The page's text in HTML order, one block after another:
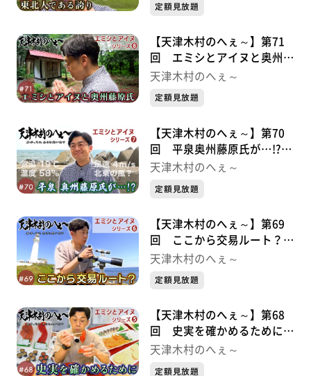
定額見放題
【天津木村のへぇ～】第71
回 エミシとアイヌと奥州藤
原氏 エミシとアイヌシリー
天津木村のへぇ～
定額見放題
【天津木村のへぇ～】第70
回 平泉奥州藤原氏が…!?エ
ミシとアイヌシリーズ➆
天津木村のへぇ～
定額見放題
【天津木村のへぇ～】第69
回 ここから交易ルート？
エミシとアイヌシリーズ⑥
天津木村のへぇ～
定額見放題
【天津木村のへぇ～】第68
回 史実を確かめるために
エミシとアイヌシリーズ⑤
天津木村のへぇ～
定額見放題